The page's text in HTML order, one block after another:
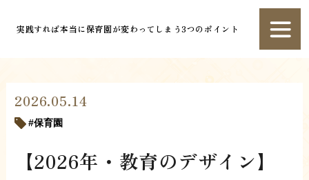
実践すれば本当に保育園が変わってしまう3つのポイント
2026.05.14
保育園
【2026年・教育のデザイン】